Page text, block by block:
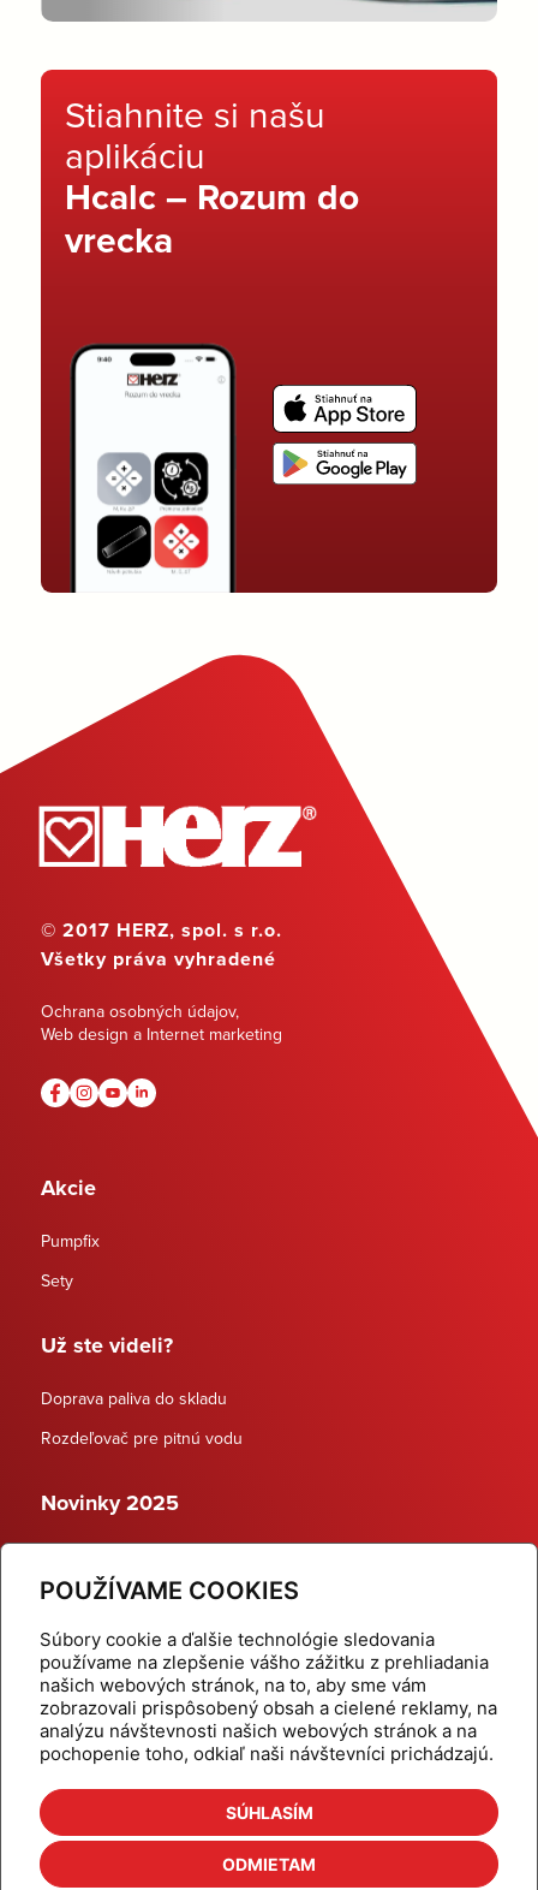
POUŽÍVAME COOKIES
Súbory cookie a ďalšie technológie sledovania
používame na zlepšenie vášho zážitku z prehliadania
našich webových stránok, na to, aby sme vám
zobrazovali prispôsobený obsah a cielené reklamy, na
analýzu návštevnosti našich webových stránok a na
pochopenie toho, odkiaľ naši návštevníci prichádzajú.
SÚHLASÍM
ODMIETAM
Stiahnite si našu
aplikáciu
Hcalc – Rozum do
vrecka
© 2017 HERZ, spol. s r.o.
Všetky práva vyhradené
Ochrana osobných údajov,
Web design a Internet marketing
Akcie
Pumpfix
Sety
Už ste videli?
Doprava paliva do skladu
Rozdeľovač pre pitnú vodu
Novinky 2025
Dynamické termostatické ventily
Domov
Produkty
Aktuality
Odber šikovné tipy
Kalkulačky
Cenníky
Na stiahnutie
Referencie
Kontakt